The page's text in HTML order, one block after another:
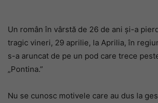
Un român în vârstă de 26 de ani și-a
tragic vineri, 29 aprilie, la Aprilia, în
s-a aruncat de pe un pod care trece
„Pontina.”
Nu se cunosc motivele care au dus la